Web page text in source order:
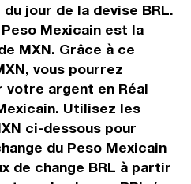
jour de la devise BRL.
Mexicain est la
MXN. Grâce à ce
vous pourrez
argent en Réal
Utilisez les
ci-dessous pour
du Peso Mexicain
de change BRL à partir